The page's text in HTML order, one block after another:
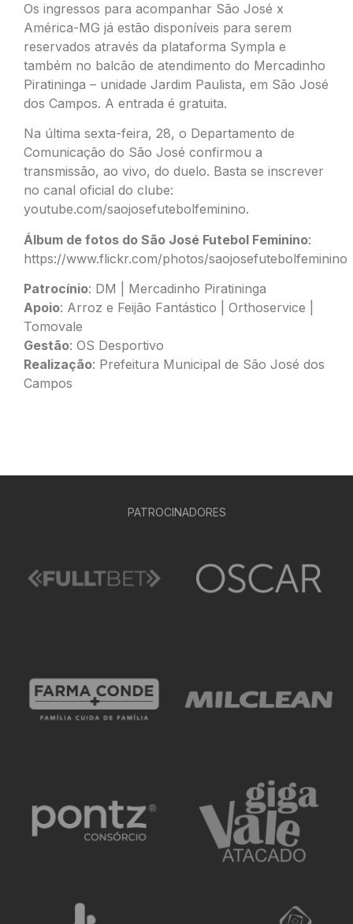
Os ingressos para acompanhar São José x
América-MG já estão disponíveis para serem
reservados através da plataforma Sympla e
também no balcão de atendimento do Mercadinho
Piratininga – unidade Jardim Paulista, em São José
dos Campos. A entrada é gratuita.
Na última sexta-feira, 28, o Departamento de
Comunicação do São José confirmou a
transmissão, ao vivo, do duelo. Basta se inscrever
no canal oficial do clube:
youtube.com/saojosefutebolfeminino.
Álbum de fotos do São José Futebol Feminino:
https://www.flickr.com/photos/saojosefutebolfeminino
Patrocínio: DM | Mercadinho Piratininga
Apoio: Arroz e Feijão Fantástico | Orthoservice |
Tomovale
Gestão: OS Desportivo
Realização: Prefeitura Municipal de São José dos
Campos
PATROCINADORES